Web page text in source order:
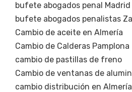
bufete abogados penal Madrid
bufete abogados penalistas
Cambio de aceite en Almería
Cambio de Calderas Pamplona
cambio de pastillas de freno
Cambio de ventanas de
cambio distribución en Almería